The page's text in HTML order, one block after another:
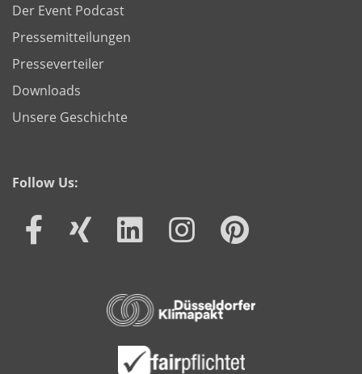
Der Event Podcast
Pressemitteilungen
Presseverteiler
Downloads
Unsere Geschichte
Follow Us: